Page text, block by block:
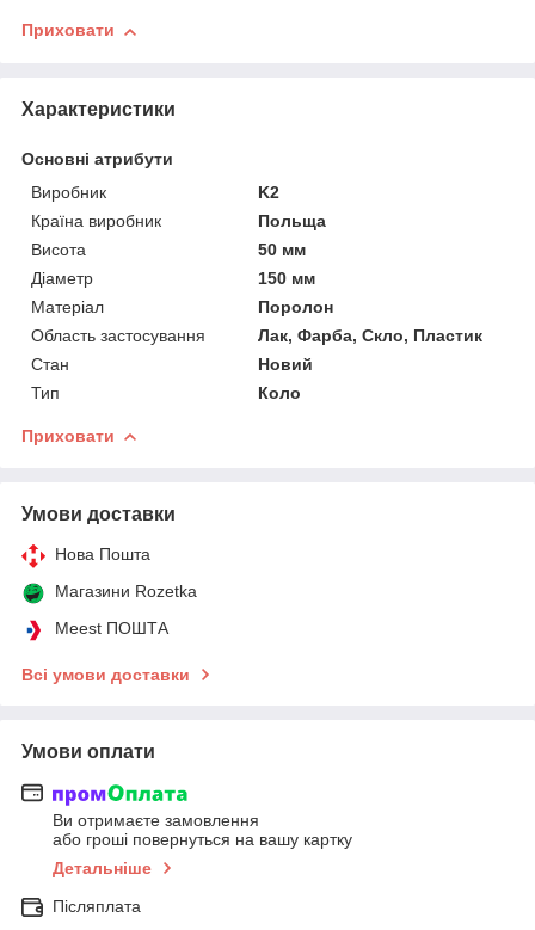
Приховати
Характеристики
Основні атрибути
Виробник
K2
Країна виробник
Польща
Висота
50 мм
Діаметр
150 мм
Матеріал
Поролон
Область застосування
Лак, Фарба, Скло, Пластик
Стан
Новий
Тип
Коло
Приховати
Умови доставки
Нова Пошта
Магазини Rozetka
Meest ПОШТА
Всі умови доставки
Умови оплати
Ви отримаєте замовлення
або гроші повернуться на вашу картку
Детальніше
Післяплата